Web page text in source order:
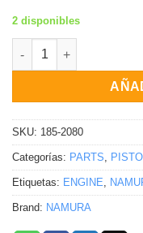
2 disponibles
Top End & Piston
SKU: 185-2080
Categorías: PARTS
Etiquetas: ENGINE
Brand: NAMURA